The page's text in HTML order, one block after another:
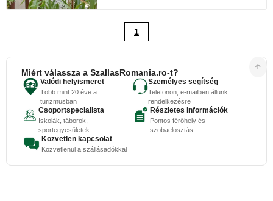
1
Miért válassza a SzallasRomania.ro-t?
Valódi helyismeret
Több mint 20 éve a
turizmusban
Személyes segítség
Telefonon, e-mailben állunk
rendelkezésre
Csoportspecialista
Iskolák, táborok,
sportegyesületek
Részletes információk
Pontos férőhely és
szobaelosztás
Közvetlen kapcsolat
Közvetlenül a szállásadókkal